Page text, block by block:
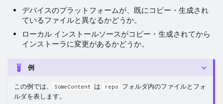
デバイスのプラットフォームが、既にコピー・生成され
ているファイルと異なるかどうか。
ローカル インストールソースがコピー・生成されてから
インストーラに変更があるかどうか。
例
この例では、 SomeContent は repo
フォルダ内のファイルとフォ
ルダを表します。